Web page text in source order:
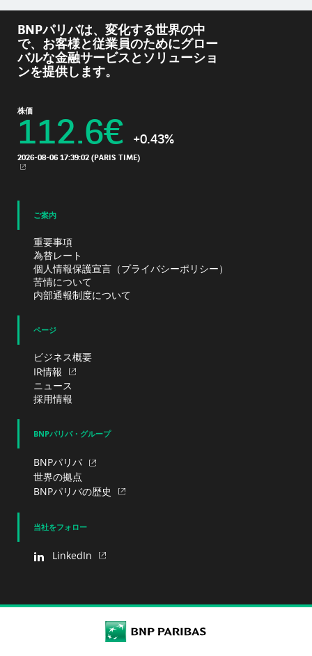
BNPパリバは、変化する世界の中
で、お客様と従業員のためにグロー
バルな金融サービスとソリューショ
ンを提供します。
株価
112.6€ +0.43%
2026-08-06 17:39:02 (PARIS TIME)
新規ウィンドウ
ご案内
重要事項
為替レート
個人情報保護宣言（プライバシーポリシー）
苦情について
内部通報制度について
ページ
ビジネス概要
IR情報
ニュース
採用情報
BNPパリバ・グループ
BNPパリバ
世界の拠点
BNPパリバの歴史
当社をフォロー
LinkedIn
BNP Paribas